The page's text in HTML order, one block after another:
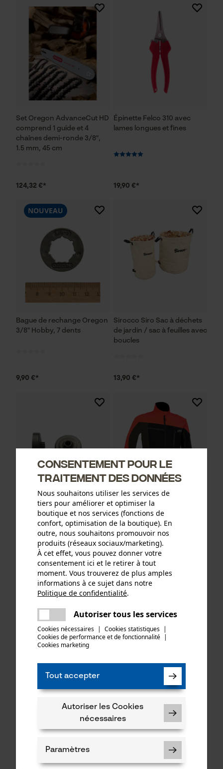
Set Oregon AdvanceCut HD
comprend 1 guide et 4
chaînes demi-ronde 3/8",
1.5 mm, 45 cm
124,32 €*
Épinette Felco 310 avec
lames longues et fines
19,90 €*
Bague de rechange Oregon
3/8" Hobby, 7 dents
NOUVEAU
9,90 €*
Sirocco Siro Sac à déchets
de jardin / sac à feuilles avec
boucles
13,90 €*
Pignon à bague Oregon
325'', 7 dents, y compris
bague d'entraînement,
convenant entre autres à
Jonsered
34,90 €*
Veste fonctionnelle PSS X-
treme Breeze rouge/vert
189,00 €*
Consentement pour le
traitement des données
Nous souhaitons utiliser les services de
tiers pour améliorer et optimiser la
boutique et nos services (fonctions de
confort, optimisation de la boutique). En
outre, nous souhaitons promouvoir nos
produits (réseaux sociaux/marketing).
À cet effet, vous pouvez donner votre
consentement ici et le retirer à tout
moment. Vous trouverez de plus amples
informations à ce sujet dans notre
Politique de confidentialité.
Autoriser tous les services
Cookies nécessaires | Cookies statistiques |
Cookies de performance et de fonctionnalité |
Cookies marketing
Tout accepter
Autoriser les Cookies
nécessaires
Paramètres
Une erreur s'est produite. Veuillez
essayer encore.
partager
partager
mail